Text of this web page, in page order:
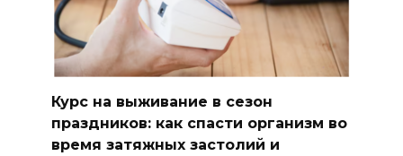
Курс на выживание в сезон
праздников: как спасти организм во
время затяжных застолий и